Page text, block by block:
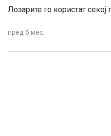
Лозарите го користат
пред 6 мес.